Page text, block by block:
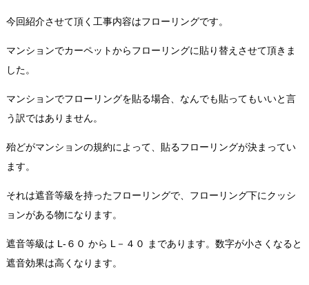
今回紹介させて頂く工事内容はフローリングです。
マンションでカーペットからフローリングに貼り替えさせて頂きま
した。
マンションでフローリングを貼る場合、なんでも貼ってもいいと言
う訳ではありません。
殆どがマンションの規約によって、貼るフローリングが決まってい
ます。
それは遮音等級を持ったフローリングで、フローリング下にクッシ
ョンがある物になります。
遮音等級は L-６０ から L－４０ まであります。数字が小さくなると
遮音効果は高くなります。